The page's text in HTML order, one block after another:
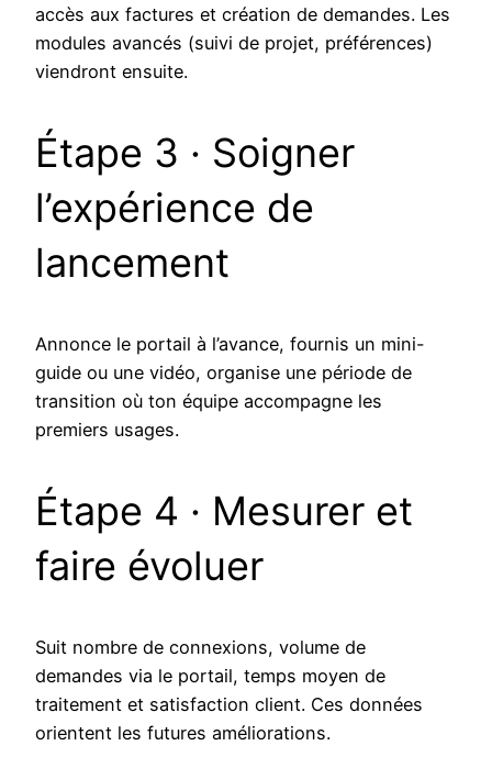
accès aux factures et création de demandes. Les
modules avancés (suivi de projet, préférences)
viendront ensuite.
Étape 3 · Soigner
l’expérience de
lancement
Annonce le portail à l’avance, fournis un mini-
guide ou une vidéo, organise une période de
transition où ton équipe accompagne les
premiers usages.
Étape 4 · Mesurer et
faire évoluer
Suit nombre de connexions, volume de
demandes via le portail, temps moyen de
traitement et satisfaction client. Ces données
orientent les futures améliorations.